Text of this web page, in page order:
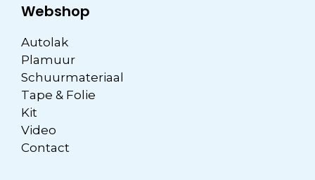
Webshop
Autolak
Plamuur
Schuurmateriaal
Tape & Folie
Kit
Video
Contact